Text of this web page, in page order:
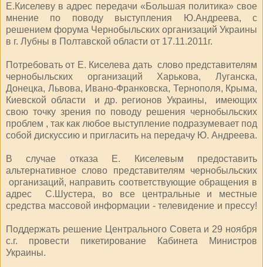
Е.Киселеву в адрес передачи «Большая политика» свое
мнение по поводу выступления Ю.Андреева, с
решением форума Чернобыльских организаций Украины
в г. Лубны в Полтавской области от 17.11.2011г.
Потребовать от Е. Киселева дать слово представителям
чернобыльских организаций Харькова, Луганска,
Донецка, Львова, Ивано-Франковска, Тернополя, Крыма,
Киевской области и др. регионов Украины, имеющих
свою точку зрения по поводу решения чернобыльских
проблем , так как любое выступление подразумевает под
собой дискуссию и пригласить на передачу Ю. Андреева.
В случае отказа Е. Киселевым предоставить
альтернативное слово представителям чернобыльских
организаций, направить соответствующие обращения в
адрес С.Шустера, во все центральные и местные
средства массовой информации - телевидение и прессу!
Поддержать решение Центрального Совета и 29 ноября
с.г. провести пикетирование Кабинета Министров
Украины.